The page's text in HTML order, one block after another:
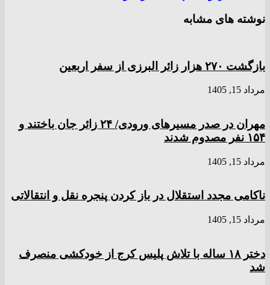
نوشته های مشابه
بازگشت ۲۷۰ هزار زائر البرزی از سفر اربعین
مرداد 15, 1405
مهران در صدر مسیر‌های ورودی/ ۲۴ زائر جان باختند و
۱۵۴ نفر مصدوم شدند
مرداد 15, 1405
ناکامی مجدد استقلال در باز کردن پنجره نقل و انتقالاتی
مرداد 15, 1405
دختر ‌۱۸‌ ‌ساله‌ با تلاش پلیس کرج از خودکشی منصرف
شد